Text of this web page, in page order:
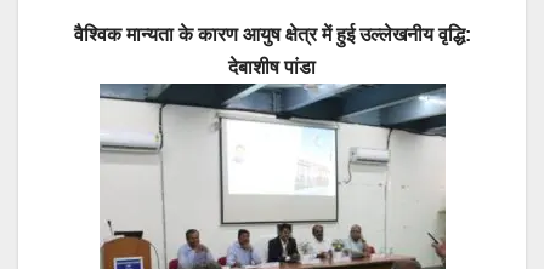
c
e
b
o
k
at
s
A
p
p
e
gr
a
m
वैश्विक मान्यता के कारण आयुष क्षेत्र में हुई उल्लेखनीय वृद्धि:
देबाशीष पांडा